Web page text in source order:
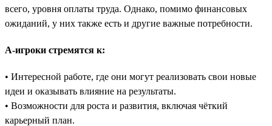
всего, уровня оплаты труда. Однако, помимо финансовых
ожиданий, у них также есть и другие важные потребности.
А-игроки стремятся к:
• Интересной работе, где они могут реализовать свои новые
идеи и оказывать влияние на результаты.
• Возможности для роста и развития, включая чёткий
карьерный план.